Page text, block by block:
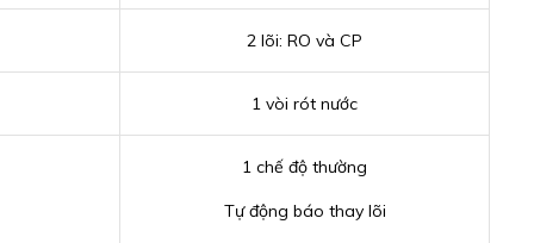
2 lõi: RO và CP
1 vòi rót nước
1 chế độ thường
Tự động báo thay lõi